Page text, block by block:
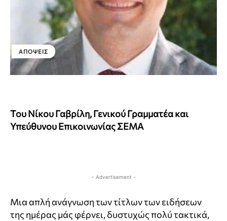
ΑΠΌΨΕΙΣ
Του Νίκου Γαβρίλη, Γενικού Γραμματέα και
Υπεύθυνου Επικοινωνίας ΣΕΜΑ
- Advertisement -
Μια απλή ανάγνωση των τίτλων των ειδήσεων
της ημέρας μάς φέρνει, δυστυχώς πολύ τακτικά,